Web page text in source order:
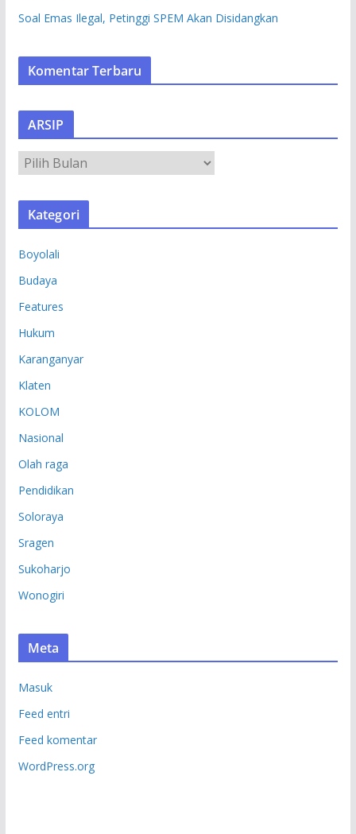
Soal Emas Ilegal, Petinggi SPEM Akan Disidangkan
Komentar Terbaru
ARSIP
R
S
Kategori
Boyolali
Budaya
Features
Hukum
Karanganyar
Klaten
KOLOM
Nasional
Olah raga
Pendidikan
Soloraya
Sragen
Sukoharjo
Wonogiri
Meta
Masuk
Feed entri
Feed komentar
WordPress.org